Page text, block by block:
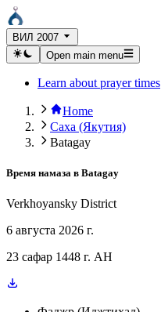
ВИЛ 2007
Open main menu
Learn about prayer times
Home
Саха (Якутия)
Batagay
Время намаза в Batagay
Verkhoyansky District
6 августа 2026 г.
23 сафар 1448 г. AH